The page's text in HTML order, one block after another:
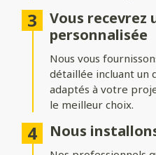
: une touche classique et
Occultation
Adaptez le niveau d’intimité
Portail plein: : pour une
Portail semi-ajouré
Vous recevrez
personnalisée
Nous vous
détaillée incluant un
adaptés à votre
le meilleur choix.
Nous